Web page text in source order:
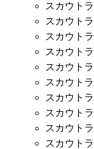
スカウト
スカウト
スカウト
スカウト
スカウト
スカウト
スカウト
スカウト
スカウト
スカウト